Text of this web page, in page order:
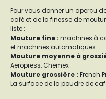
Pour vous donner un aperçu
café et de la finesse de
liste :
Mouture fine : machines à
et machines automatiques.
Mouture moyenne à
Aeropress, Chemex
Mouture grossière : French
La surface de la poudre de